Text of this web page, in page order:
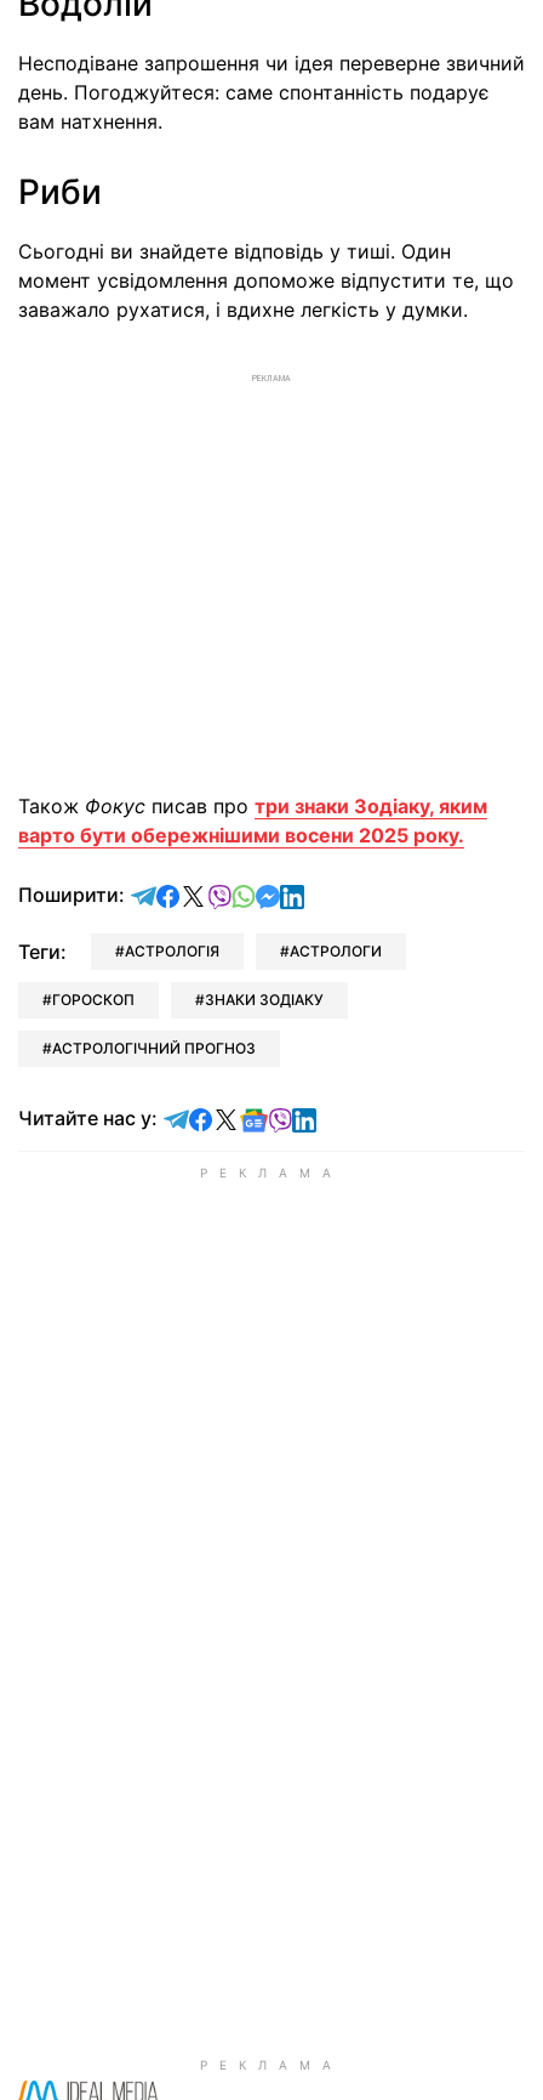
Несподіване запрошення чи ідея переверне звичний
день. Погоджуйтеся: саме спонтанність подарує
вам натхнення.
Риби
Сьогодні ви знайдете відповідь у тиші. Один
момент усвідомлення допоможе відпустити те, що
заважало рухатися, і вдихне легкість у думки.
РЕКЛАМА
Також Фокус писав про три знаки Зодіаку, яким
варто бути обережнішими восени 2025 року.
Поширити: відправити у Telegram
поділитись у Facebook
поділитись у X
відправити у Viber
відправити у Whatsapp
відправити у Messenger
відправити у LinkedIn
Теги: АСТРОЛОГІЯ АСТРОЛОГИ
ГОРОСКОП ЗНАКИ ЗОДІАКУ
АСТРОЛОГІЧНИЙ ПРОГНОЗ
Читайте нас у: Читайте у Telegram
Читайте у Facebook
Читайте у X
Читайте у Google news
Читайте у Viber
Читайте у LinkedIn